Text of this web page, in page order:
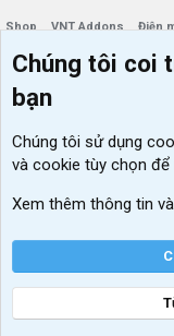
Shop VNT Addons Điện
Menu thành viên
Đăng nhập
Chúng tôi coi
bạn
Chúng tôi sử dụng
và cookie tùy chọn để
Xem thêm thông tin